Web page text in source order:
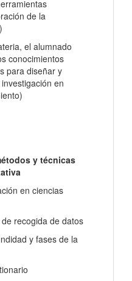
de la
el alumnado
conocimientos
para diseñar y
en
y técnicas
en ciencias
recogida de datos
y fases de la